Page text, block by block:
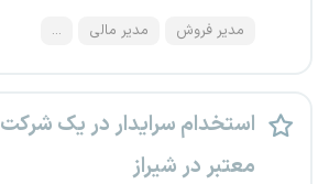
مدیر فروش مدیر مالی ...
استخدام سرایدار در یک شرکت
معتبر در شیراز